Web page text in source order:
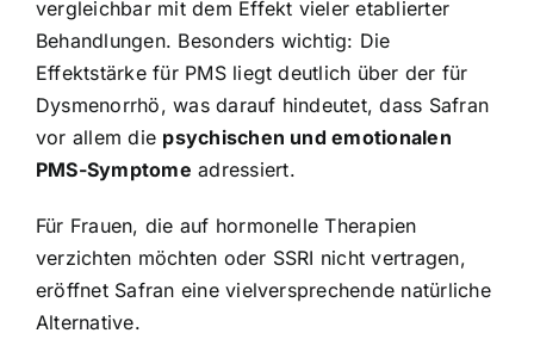
vergleichbar mit dem Effekt vieler etablierter
Behandlungen. Besonders wichtig: Die
Effektstärke für PMS liegt deutlich über der für
Dysmenorrhö, was darauf hindeutet, dass Safran
vor allem die psychischen und emotionalen
PMS-Symptome adressiert.
Für Frauen, die auf hormonelle Therapien
verzichten möchten oder SSRI nicht vertragen,
eröffnet Safran eine vielversprechende natürliche
Alternative.